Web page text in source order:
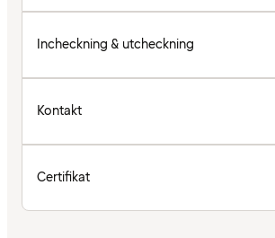
Incheckning & utcheckning
Kontakt
Certifikat